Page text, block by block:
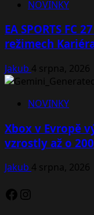
NOVINKY
EA SPORTS FC
režimech
Jakub 4 srpna, 2026
NOVINKY
Xbox v Evropě
vzrostly až o
Jakub 4 srpna, 2026
Facebook
Instagram